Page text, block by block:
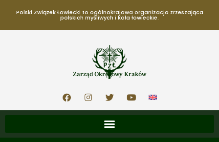
Polski Związek Łowiecki to ogólnokrajowa organizacja zrzeszająca
polskich myśliwych i koła łowieckie.
Zarząd Okręgowy Kraków